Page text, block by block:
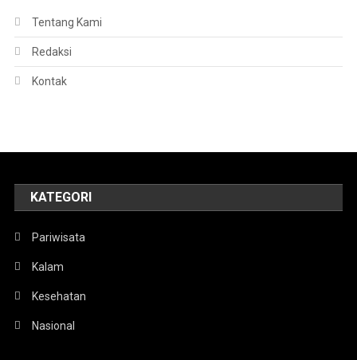
Tentang Kami
Redaksi
Kontak
KATEGORI
Pariwisata
Kalam
Kesehatan
Nasional